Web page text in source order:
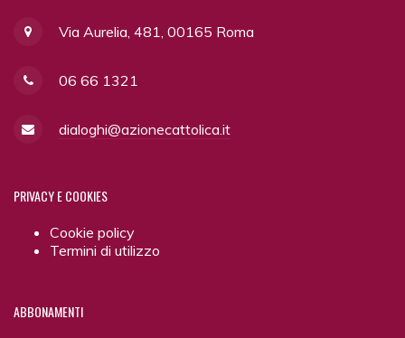
Via Aurelia, 481, 00165 Roma
06 66 1321
dialoghi@azionecattolica.it
PRIVACYE COOKIES
Cookie policy
Termini di utilizzo
ABBONAMENTI